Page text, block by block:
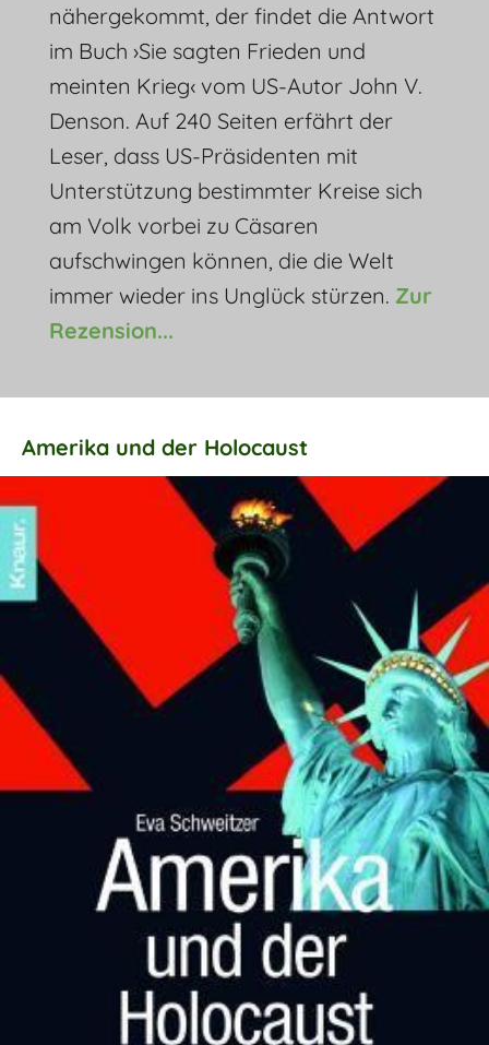
nähergekommt, der findet die Antwort
im Buch ›Sie sagten Frieden und
meinten Krieg‹ vom US-Autor John V.
Denson. Auf 240 Seiten erfährt der
Leser, dass US-Präsidenten mit
Unterstützung bestimmter Kreise sich
am Volk vorbei zu Cäsaren
aufschwingen können, die die Welt
immer wieder ins Unglück stürzen. Zur
Rezension...
Amerika und der Holocaust